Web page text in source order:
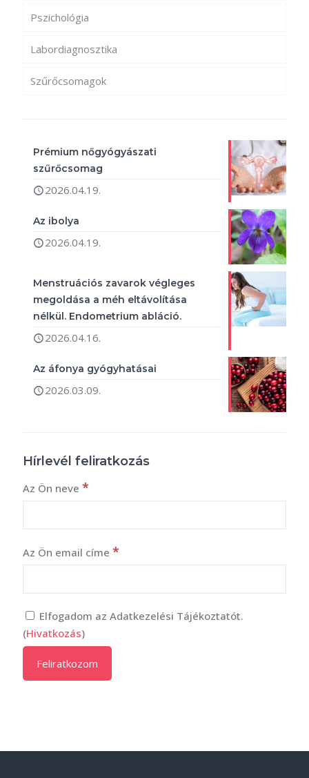
Pszichológia
Labordiagnosztika
Szűrőcsomagok
Prémium nőgyógyászati
szűrőcsomag
2026.04.19.
Az ibolya
2026.04.19.
Menstruációs zavarok végleges
megoldása a méh eltávolítása
nélkül. Endometrium abláció.
2026.04.16.
Az áfonya gyógyhatásai
2026.03.09.
Hírlevél feliratkozás
Az Ön neve *
Az Ön email címe *
Elfogadom az Adatkezelési Tájékoztatót.
(Hivatkozás)